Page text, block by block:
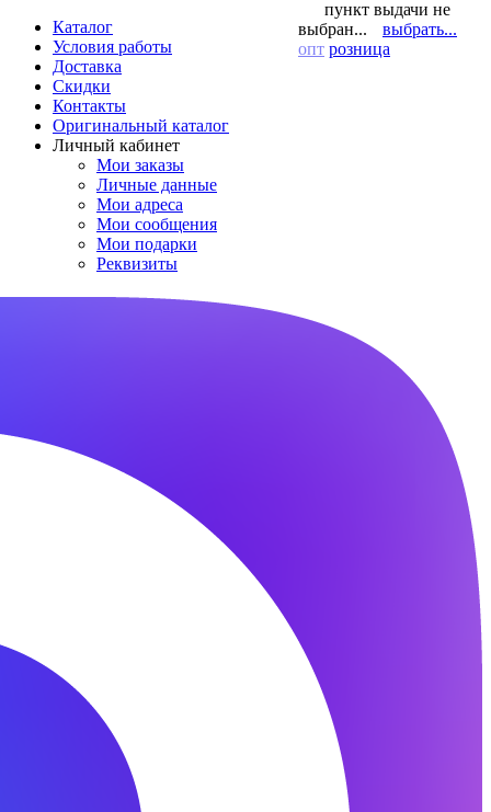
Каталог
Условия работы
Доставка
Скидки
Контакты
Оригинальный каталог
Личный кабинет
Мои заказы
Личные данные
Мои адреса
Мои сообщения
Мои подарки
Реквизиты
пункт выдачи не
выбран...
выбрать...
опт розница